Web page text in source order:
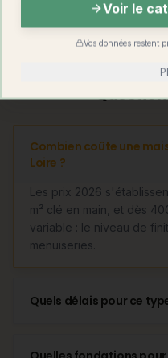
Combien coûte une
Loire ?
Les prix 2026
m² clé en main, et dès
variable : le niveau de
menuiseries.
Quels délais pour ce
Voir le
Vos données restent